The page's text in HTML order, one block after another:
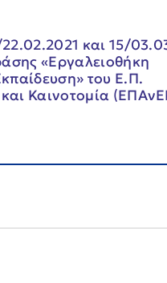
και 15/
«Εργαλειοθήκη
του Ε.Π.
και Καινοτομία